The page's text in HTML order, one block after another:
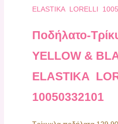
Ποδήλατο-
YELLOW &
ELASTIKA
10050332101